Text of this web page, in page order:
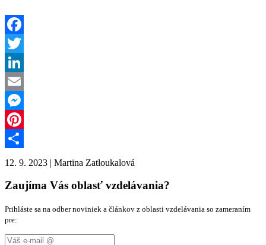
Facebook
Twitter
LinkedIn
Email
Messenger
Pinterest
Share
12. 9. 2023 | Martina Zatloukalová
Zaujíma Vás oblasť vzdelávania?
Prihláste sa na odber noviniek a článkov z oblasti vzdelávania so zameraním
pre: